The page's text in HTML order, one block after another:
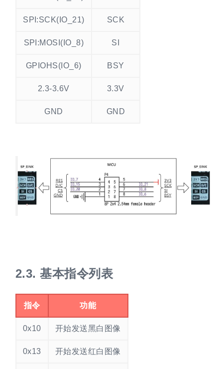
SPI:SCK(IO_21) SCK
SPI:MOSI(IO_8) SI
GPIOHS(IO_6) BSY
2.3-3.6V 3.3V
GND GND
2.3.基本指令列表
指令 功能
0x10 开始发送黑白图像
0x13 开始发送红白图像